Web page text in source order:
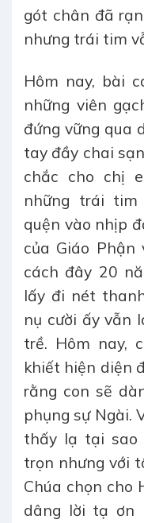
gót chân đã
nhưng trái tim
Hôm nay, bài
những viên
đứng vững qua
tay đầy chai
chắc cho chị
những trái tim
quện vào nhịp
của Giáo Phận
cách đây 20
lấy đi nét
nụ cười ấy vẫn
trề. Hôm nay,
khiết hiện diện
rằng con sẽ
phụng sự Ngài.
thấy lạ tại sao
trọn nhưng với
Chúa chọn cho
dâng lời tạ ơn